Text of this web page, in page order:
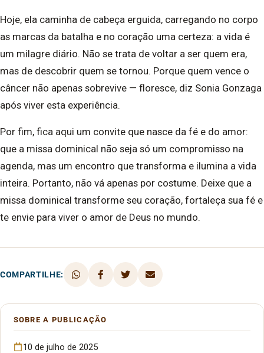
Hoje, ela caminha de cabeça erguida, carregando no corpo
as marcas da batalha e no coração uma certeza: a vida é
um milagre diário. Não se trata de voltar a ser quem era,
mas de descobrir quem se tornou. Porque quem vence o
câncer não apenas sobrevive — floresce, diz Sonia Gonzaga
após viver esta experiência.
Por fim, fica aqui um convite que nasce da fé e do amor:
que a missa dominical não seja só um compromisso na
agenda, mas um encontro que transforma e ilumina a vida
inteira. Portanto, não vá apenas por costume. Deixe que a
missa dominical transforme seu coração, fortaleça sua fé e
te envie para viver o amor de Deus no mundo.
COMPARTILHE:
SOBRE A PUBLICAÇÃO
10 de julho de 2025